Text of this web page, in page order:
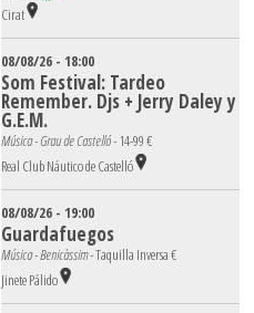
Cirat
08/08/26 - 18:00
Som Festival: Tardeo
Remember. Djs + Jerry Daley y
G.E.M.
Música - Grau de Castelló -14-99 €
Real Club Náutico de Castelló
08/08/26 - 19:00
Guardafuegos
Música - Benicàssim -Taquilla Inversa €
Jinete Pálido